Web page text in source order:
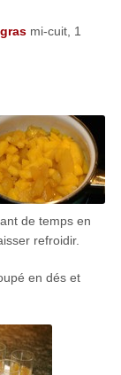
mi-cuit, 1
de temps en
refroidir.
en dés et